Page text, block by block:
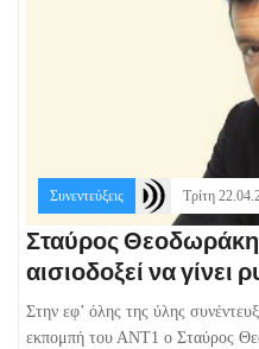
Συνεντεύξεις Τρίτη
Σταύρος
αισιοδοξεί να γίνει
Στην εφ’ όλης της ύλης
εκπομπή του ΑΝΤ1 ο Σταύρος